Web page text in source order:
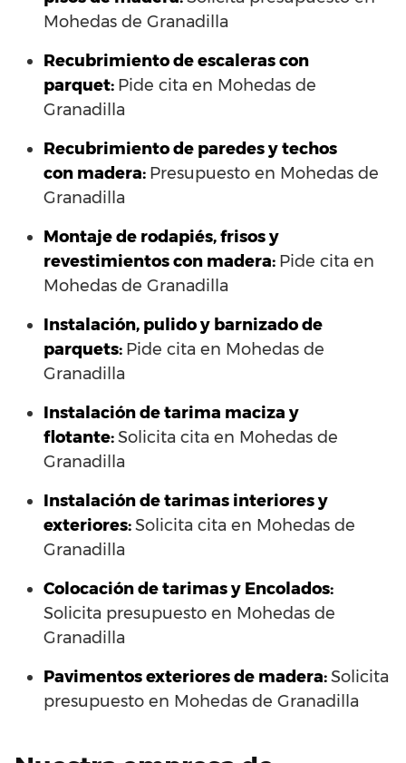
Mohedas de Granadilla
Recubrimiento de escaleras con
parquet: Pide cita en Mohedas de
Granadilla
Recubrimiento de paredes y techos
con madera: Presupuesto en Mohedas de
Granadilla
Montaje de rodapiés, frisos y
revestimientos con madera: Pide cita en
Mohedas de Granadilla
Instalación, pulido y barnizado de
parquets: Pide cita en Mohedas de
Granadilla
Instalación de tarima maciza y
flotante:Solicita cita en Mohedas de
Granadilla
Instalación de tarimas interiores y
exteriores:Solicita cita en Mohedas de
Granadilla
Colocación de tarimas y Encolados:
Solicita presupuesto en Mohedas de
Granadilla
Pavimentos exteriores de madera:Solicita
presupuesto en Mohedas de Granadilla